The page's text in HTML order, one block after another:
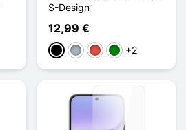
S-Design
12,99 €
Schwarz
GrauRot Grün+2